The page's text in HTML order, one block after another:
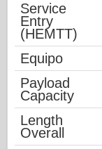
Service
Entry
(HEMTT)
Equipo
Payload
Capacity
Length
Overall